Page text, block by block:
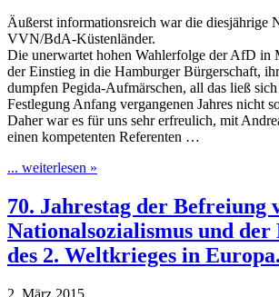
Äußerst informationsreich war die diesjährige
VVN/BdA-Küstenländer.
Die unerwartet hohen Wahlerfolge der AfD in
der Einstieg in die Hamburger Bürgerschaft,
dumpfen Pegida-Aufmärschen, all das ließ
Festlegung Anfang vergangenen Jahres nicht
Daher war es für uns sehr erfreulich, mit
einen kompetenten Referenten …
... weiterlesen »
70. Jahrestag der Befreiung
Nationalsozialismus und der
des 2. Weltkrieges in Europa.
2. März 2015